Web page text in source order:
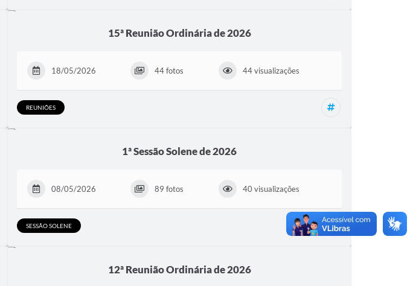
Reunião Ordinária, Reuniões
15ª Reunião Ordinária de 2026
18/05/2026 44 fotos 44 visualizações
REUNIÕES
Reunião Ordinária, Reuniões
1ª Sessão Solene de 2026
08/05/2026 89 fotos 40 visualizações
SESSÃO SOLENE Reuniões, Sessão
12ª Reunião Ordinária de 2026